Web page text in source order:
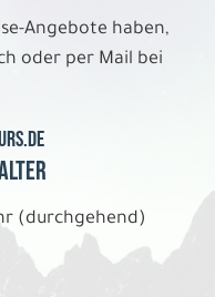
P.P. AB
Angebote haben,
oder per Mail bei
(durchgehend)